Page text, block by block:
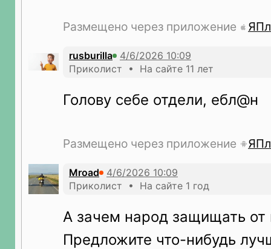
Размещено через приложение
rusburilla
Приколист • На сайте 11 лет
Голову себе отдели, ебл@н
Размещено через приложение
Mroad
Приколист • На сайте 1 год
А зачем народ защищать от
Предложите что-нибудь